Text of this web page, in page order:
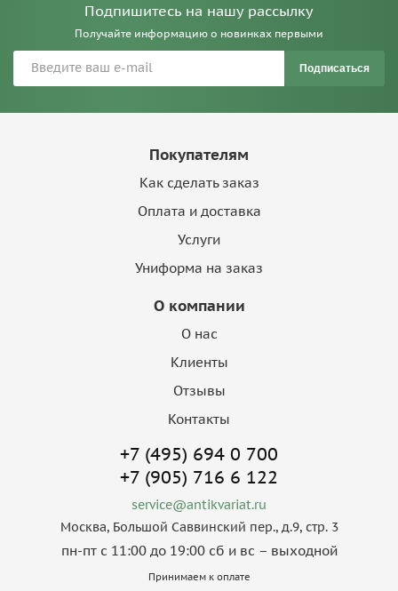
Подпишитесь на нашу рассылку
Получайте информацию о новинках первыми
Подписаться
Покупателям
Как сделать заказ
Оплата и доставка
Услуги
Униформа на заказ
О компании
О нас
Клиенты
Отзывы
Контакты
+7 (495) 694 0 700
+7 (905) 716 6 122
service@antikvariat.ru
Москва, Большой Саввинский пер., д.9, стр. 3
пн-пт с 11:00 до 19:00 сб и вс – выходной
Принимаем к оплате